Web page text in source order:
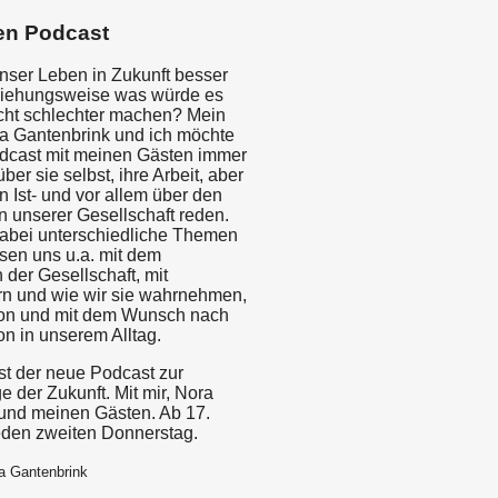
Podcast
Leben in Zukunft besser
was würde es
schlechter machen? Mein
Gantenbrink und ich möchte
mit meinen Gästen immer
sie selbst, ihre Arbeit, aber
Ist- und vor allem über den
unserer Gesellschaft reden.
unterschiedliche Themen
uns u.a. mit dem
der Gesellschaft, mit
und wie wir sie wahrnehmen,
und mit dem Wunsch nach
in unserem Alltag.
der neue Podcast zur
der Zukunft. Mit mir, Nora
meinen Gästen. Ab 17.
zweiten Donnerstag.
Gantenbrink